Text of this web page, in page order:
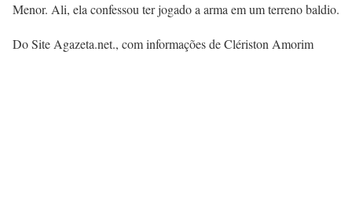
Menor. Ali, ela confessou ter jogado a arma em um terreno baldio.
Do Site Agazeta.net., com informações de Clériston Amorim